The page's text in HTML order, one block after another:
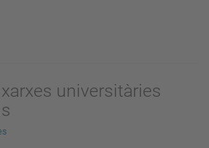
universitàries